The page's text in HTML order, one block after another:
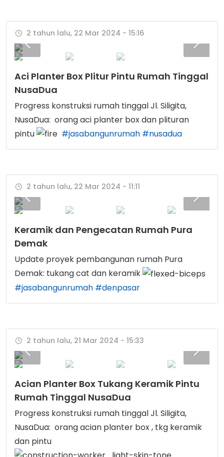
2 tahun lalu, 22 Mar 2024 - 15:16
Aci Planter Box Plitur Pintu Rumah Tinggal
NusaDua
Progress konstruksi rumah tinggal Jl. Siligita,
NusaDua: orang aci planter box dan plituran
pintu
#jasabangunrumah #nusadua
2 tahun lalu, 22 Mar 2024 - 11:11
Keramik dan Pengecatan Rumah Pura
Demak
Update proyek pembangunan rumah Pura
Demak: tukang cat dan keramik
#jasabangunrumah #denpasar
2 tahun lalu, 21 Mar 2024 - 15:33
Acian Planter Box Tukang Keramik Pintu
Rumah Tinggal NusaDua
Progress konstruksi rumah tinggal Jl. Siligita,
NusaDua: orang acian planter box , tkg keramik
dan pintu